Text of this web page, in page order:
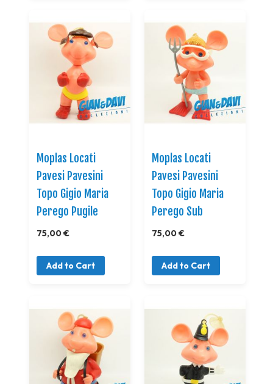
Moplas Locati
Pavesi Pavesini
Topo Gigio Maria
Perego Pugile
75,00 €
Add to Cart
Moplas Locati
Pavesi Pavesini
Topo Gigio Maria
Perego Sub
75,00 €
Add to Cart